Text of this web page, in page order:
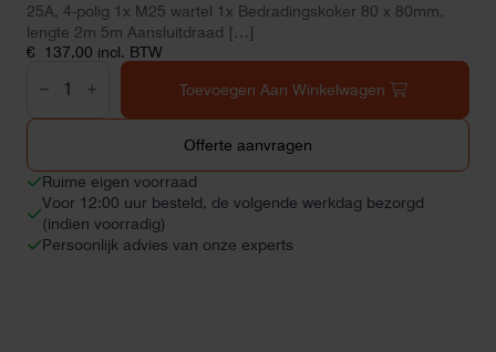
25A, 4-polig 1x M25 wartel 1x Bedradingskoker 80 x 80mm,
lengte 2m 5m Aansluitdraad […]
€ 137,00 incl. BTW
aansluitset
II
6mm2
aantal
Toevoegen Aan Winkelwagen
Offerte aanvragen
Ruime eigen voorraad
Voor 12:00 uur besteld, de volgende werkdag bezorgd
(indien voorradig)
Persoonlijk advies van onze experts